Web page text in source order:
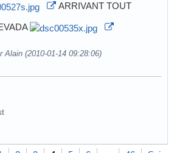
ARRIVANT TOUT
Alain (2010-01-14 09:28:06)